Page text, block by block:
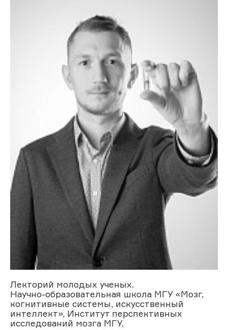
Лекторий молодых ученых.
Научно-образовательная школа МГУ «Мозг,
когнитивные системы, искусственный
интеллект», Институт перспективных
исследований мозга МГУ.